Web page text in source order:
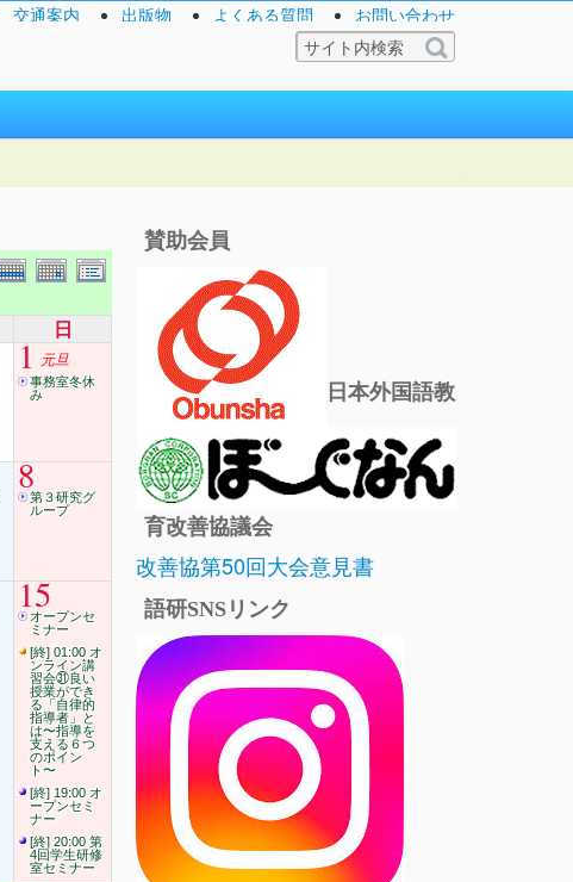
交通案内 出版物 よくある質問 お問い合わせ
日
1 元旦
事務室冬休
み
8第３研究グ
ループ
15
オープンセ
ミナー
[終] 01:00 オ
ンライン講
習会㉛良い
授業ができ
る「自律的
指導者」と
は〜指導を
支える６つ
のポイン
ト〜
[終] 19:00 オ
ープンセミ
ナー
[終] 20:00 第
4回学生研修
室セミナー
賛助会員
日本外国語教
育改善協議会
改善協第50回大会意見書
語研SNSリンク